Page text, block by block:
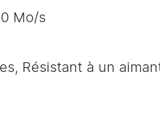
Mo/s
Résistant à un